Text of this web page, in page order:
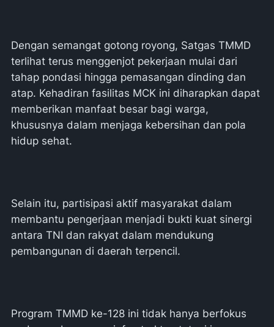
Dengan semangat gotong royong, Satgas TMMD
terlihat terus menggenjot pekerjaan mulai dari
tahap pondasi hingga pemasangan dinding dan
atap. Kehadiran fasilitas MCK ini diharapkan dapat
memberikan manfaat besar bagi warga,
khususnya dalam menjaga kebersihan dan pola
hidup sehat.
Selain itu, partisipasi aktif masyarakat dalam
membantu pengerjaan menjadi bukti kuat sinergi
antara TNI dan rakyat dalam mendukung
pembangunan di daerah terpencil.
Program TMMD ke-128 ini tidak hanya berfokus